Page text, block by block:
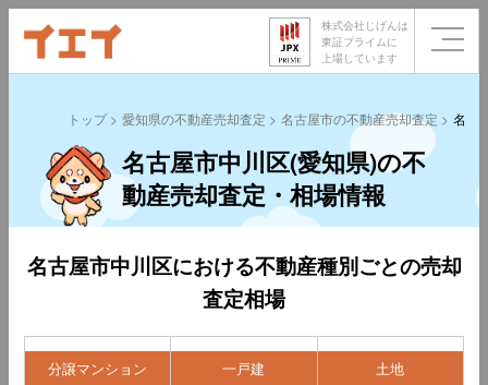
株式会社じげんは
東証プライムに
上場しています
トップ 愛知県の不動産売却査定 名古屋市の不動産売却査定 名古
名古屋市中川区(愛知県)の不
動産売却査定・相場情報
名古屋市中川区における不動産種別ごとの売却
査定相場
分譲マンション 一戸建 土地